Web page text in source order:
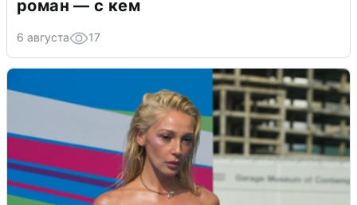
роман — с кем
6 августа 17